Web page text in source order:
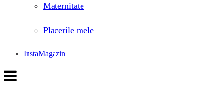
Maternitate
Placerile mele
InstaMagazin